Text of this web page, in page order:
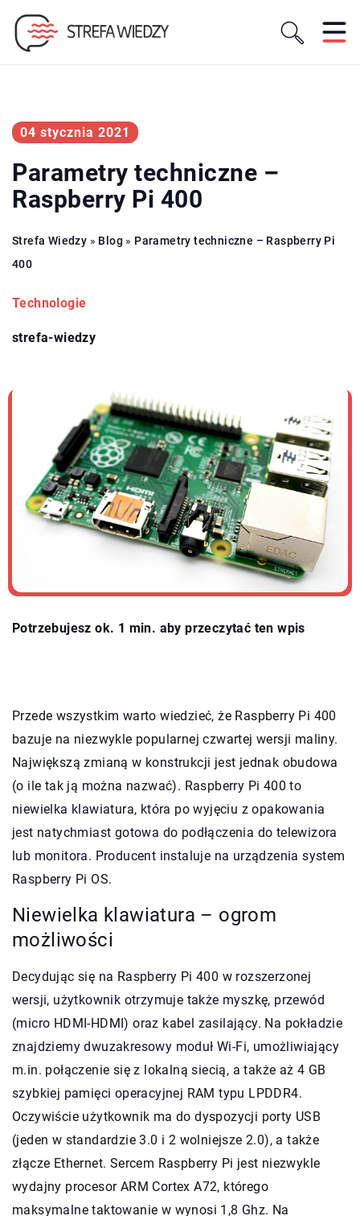
04 stycznia 2021
Parametry techniczne –
Raspberry Pi 400
Strefa Wiedzy » Blog » Parametry techniczne – Raspberry Pi
400
Technologie
strefa-wiedzy
Potrzebujesz ok. 1 min. aby przeczytać ten wpis
Przede wszystkim warto wiedzieć, że Raspberry Pi 400
bazuje na niezwykle popularnej czwartej wersji maliny.
Największą zmianą w konstrukcji jest jednak obudowa
(o ile tak ją można nazwać). Raspberry Pi 400 to
niewielka klawiatura, która po wyjęciu z opakowania
jest natychmiast gotowa do podłączenia do telewizora
lub monitora. Producent instaluje na urządzenia system
Raspberry Pi OS.
Niewielka klawiatura – ogrom
możliwości
Decydując się na Raspberry Pi 400 w rozszerzonej
wersji, użytkownik otrzymuje także myszkę, przewód
(micro HDMI-HDMI) oraz kabel zasilający. Na pokładzie
znajdziemy dwuzakresowy moduł Wi-Fi, umożliwiający
m.in. połączenie się z lokalną siecią, a także aż 4 GB
szybkiej pamięci operacyjnej RAM typu LPDDR4.
Oczywiście użytkownik ma do dyspozycji porty USB
(jeden w standardzie 3.0 i 2 wolniejsze 2.0), a także
złącze Ethernet. Sercem Raspberry Pi jest niezwykle
wydajny procesor ARM Cortex A72, którego
maksymalne taktowanie w wynosi 1,8 Ghz. Na